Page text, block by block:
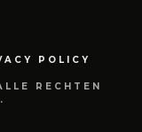
POLICY
RECHTEN